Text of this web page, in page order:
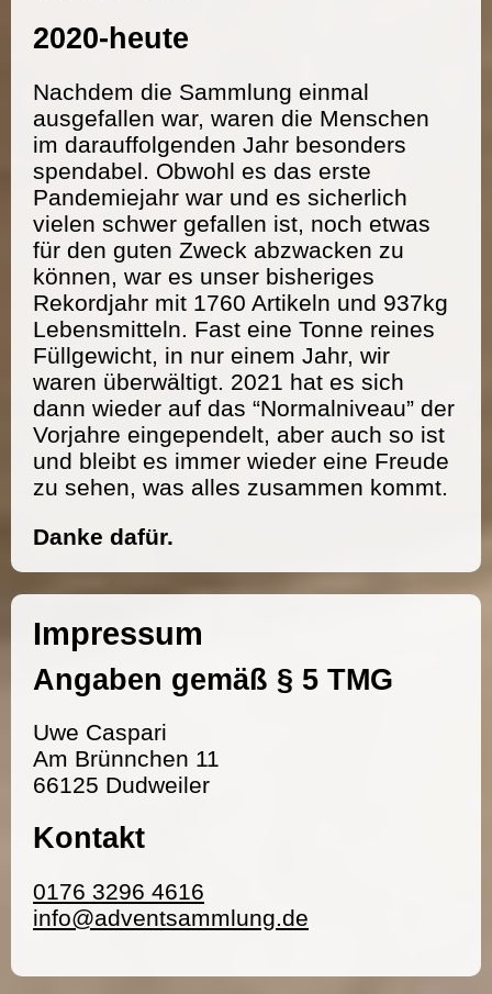
2020-heute
Nachdem die Sammlung einmal
ausgefallen war, waren die Menschen
im darauffolgenden Jahr besonders
spendabel. Obwohl es das erste
Pandemiejahr war und es sicherlich
vielen schwer gefallen ist, noch etwas
für den guten Zweck abzwacken zu
können, war es unser bisheriges
Rekordjahr mit 1760 Artikeln und 937kg
Lebensmitteln. Fast eine Tonne reines
Füllgewicht, in nur einem Jahr, wir
waren überwältigt. 2021 hat es sich
dann wieder auf das “Normalniveau” der
Vorjahre eingependelt, aber auch so ist
und bleibt es immer wieder eine Freude
zu sehen, was alles zusammen kommt.
Danke dafür.
Impressum
Angaben gemäß § 5 TMG
Uwe Caspari
Am Brünnchen 11
66125 Dudweiler
Kontakt
0176 3296 4616
info@adventsammlung.de